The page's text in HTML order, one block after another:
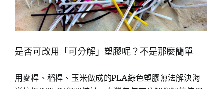
是否可改用「可分解」塑膠呢？不是那麼簡單
用麥桿、稻桿、玉米做成的PLA綠色塑膠無法解決海